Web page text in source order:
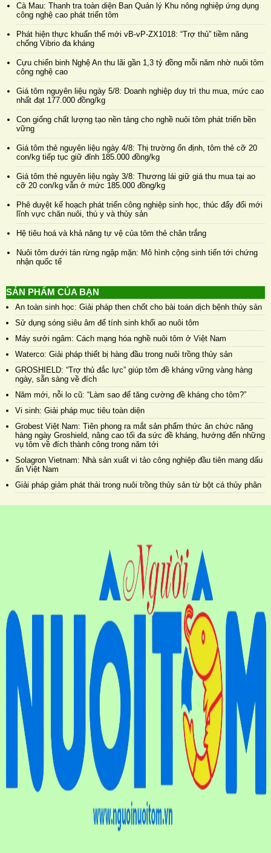
Cà Mau: Thanh tra toàn diện Ban Quản lý Khu nông nghiệp ứng dụng
công nghệ cao phát triển tôm
Phát hiện thực khuẩn thể mới vB-vP-ZX1018: “Trợ thủ” tiềm năng
chống Vibrio đa kháng
Cựu chiến binh Nghệ An thu lãi gần 1,3 tỷ đồng mỗi năm nhờ nuôi tôm
công nghệ cao
Giá tôm nguyên liệu ngày 5/8: Doanh nghiệp duy trì thu mua, mức cao
nhất đạt 177.000 đồng/kg
Con giống chất lượng tạo nền tảng cho nghề nuôi tôm phát triển bền
vững
Giá tôm thẻ nguyên liệu ngày 4/8: Thị trường ổn định, tôm thẻ cỡ 20
con/kg tiếp tục giữ đỉnh 185.000 đồng/kg
Giá tôm thẻ nguyên liệu ngày 3/8: Thương lái giữ giá thu mua tại ao
cỡ 20 con/kg vẫn ở mức 185.000 đồng/kg
Phê duyệt kế hoạch phát triển công nghiệp sinh học, thúc đẩy đổi mới
lĩnh vực chăn nuôi, thú y và thủy sản
Hệ tiêu hoá và khả năng tự vệ của tôm thẻ chân trắng
Nuôi tôm dưới tán rừng ngập mặn: Mô hình cộng sinh tiến tới chứng
nhận quốc tế
SẢN PHẨM CỦA BẠN
An toàn sinh học: Giải pháp then chốt cho bài toán dịch bệnh thủy sản
Sử dụng sóng siêu âm để tính sinh khối ao nuôi tôm
Máy sưởi ngâm: Cách mạng hóa nghề nuôi tôm ở Việt Nam
Waterco: Giải pháp thiết bị hàng đầu trong nuôi trồng thủy sản
GROSHIELD: “Trợ thủ đắc lực” giúp tôm đề kháng vững vàng hàng
ngày, sẵn sàng về đích
Năm mới, nỗi lo cũ: “Làm sao để tăng cường đề kháng cho tôm?”
Vi sinh: Giải pháp mục tiêu toàn diện
Grobest Việt Nam: Tiên phong ra mắt sản phẩm thức ăn chức năng
hàng ngày Groshield, nâng cao tối đa sức đề kháng, hướng đến những
vụ tôm về đích thành công trong năm tới
Solagron Vietnam: Nhà sản xuất vi tảo công nghiệp đầu tiên mang dấu
ấn Việt Nam
Giải pháp giảm phát thải trong nuôi trồng thủy sản từ bột cá thủy phân